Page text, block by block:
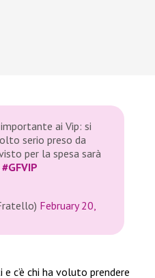
ai Vip: si
serio preso da
per la spesa sarà
#GFVIP
February 20,
c’è chi ha voluto prendere